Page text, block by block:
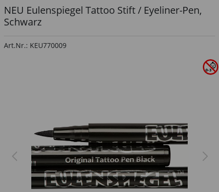
NEU Eulenspiegel Tattoo Stift / Eyeliner-Pen,
Schwarz
Art.Nr.: KEU770009